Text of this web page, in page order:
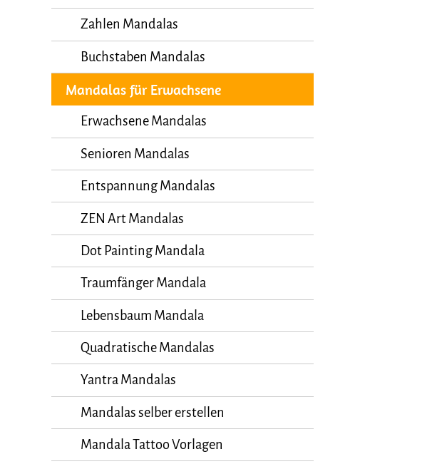
Zahlen Mandalas
Buchstaben Mandalas
Mandalas für Erwachsene
Erwachsene Mandalas
Senioren Mandalas
Entspannung Mandalas
ZEN Art Mandalas
Dot Painting Mandala
Traumfänger Mandala
Lebensbaum Mandala
Quadratische Mandalas
Yantra Mandalas
Mandalas selber erstellen
Mandala Tattoo Vorlagen